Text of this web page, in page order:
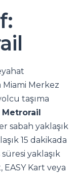
Miami Merkez
taşıma
Metrorail
sabah yaklaşık
15 dakikada
yaklaşık
Kart veya